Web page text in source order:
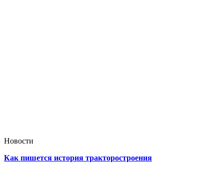
Новости
Как пишется история тракторостроения